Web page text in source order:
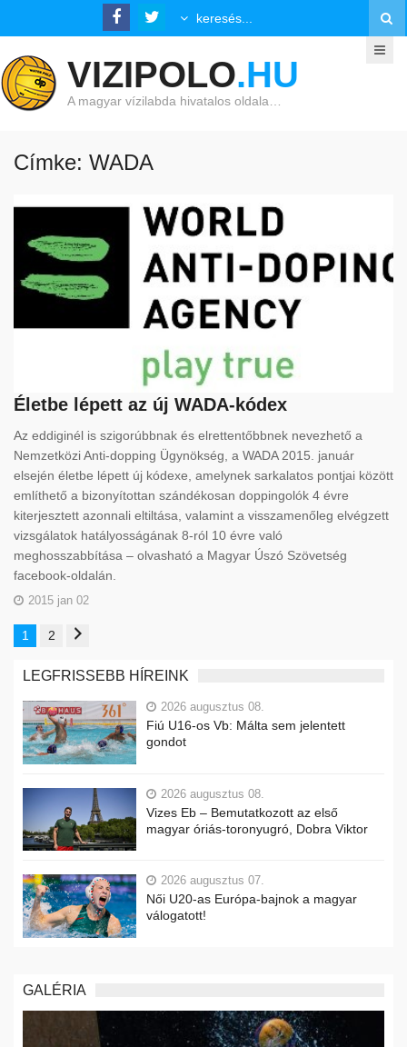
VIZIPOLO.HU
A magyar vízilabda hivatalos oldala…
Címke: WADA
Életbe lépett az új WADA-kódex
Az eddiginél is szigorúbbnak és elrettentőbbnek nevezhető a
Nemzetközi Anti-dopping Ügynökség, a WADA 2015. január
elsején életbe lépett új kódexe, amelynek sarkalatos pontjai között
említhető a bizonyítottan szándékosan doppingolók 4 évre
kiterjesztett azonnali eltiltása, valamint a visszamenőleg elvégzett
vizsgálatok hatályosságának 8-ról 10 évre való
meghosszabbítása – olvasható a Magyar Úszó Szövetség
facebook-oldalán.
2015 jan 02
1 2
LEGFRISSEBB HÍREINK
2026 augusztus 08.
Fiú U16-os Vb: Málta sem jelentett
gondot
2026 augusztus 08.
Vizes Eb – Bemutatkozott az első
magyar óriás-toronyugró, Dobra Viktor
2026 augusztus 07.
Női U20-as Európa-bajnok a magyar
válogatott!
GALÉRIA